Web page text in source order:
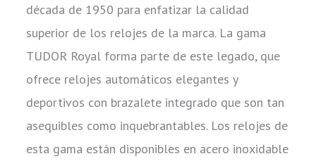
década de 1950 para enfatizar la calidad
superior de los relojes de la marca. La gama
TUDOR Royal forma parte de este legado, que
ofrece relojes automáticos elegantes y
deportivos con brazalete integrado que son tan
asequibles como inquebrantables. Los relojes de
esta gama están disponibles en acero inoxidable